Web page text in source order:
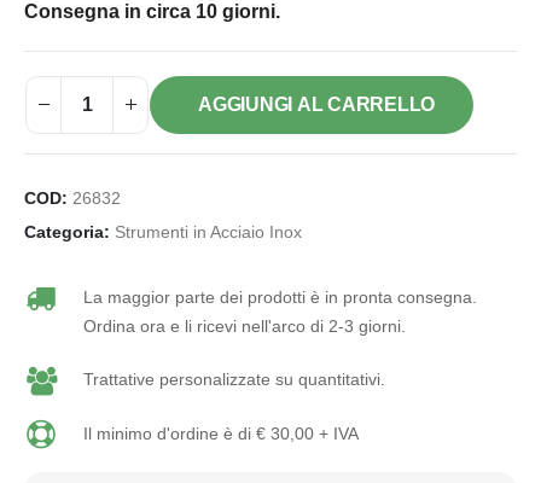
Consegna in circa 10 giorni.
AGGIUNGI AL CARRELLO
COD: 26832
Categoria: Strumenti in Acciaio Inox
La maggior parte dei prodotti è in pronta consegna.
Ordina ora e li ricevi nell'arco di 2-3 giorni.
Trattative personalizzate su quantitativi.
Il minimo d'ordine è di € 30,00 + IVA